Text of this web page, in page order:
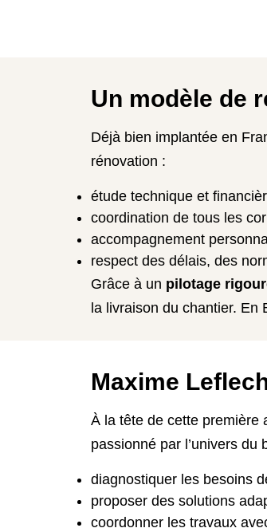
Un modèle de
Déjà bien implantée en
rénovation :
étude technique et
coordination de tous les
accompagnement
respect des délais, des
Grâce à un pilotage
la livraison du chantier.
Maxime
À la tête de cette première
passionné par l’univers
diagnostiquer les besoins
proposer des solutions
coordonner les travaux